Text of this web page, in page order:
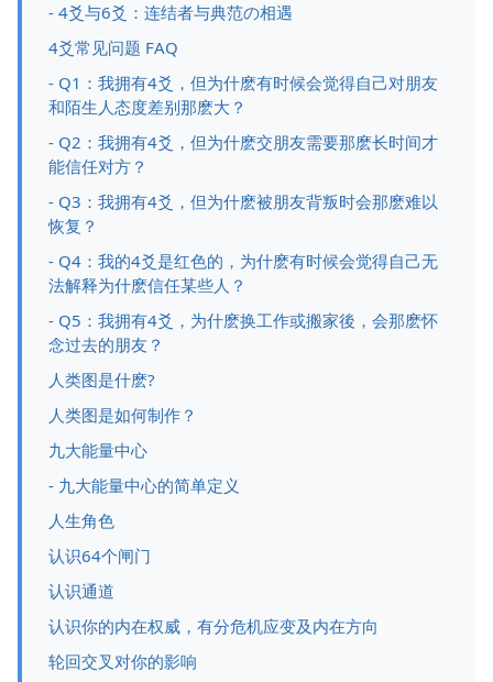
- 4爻与6爻：连结者与典范の相遇
4爻常见问题 FAQ
- Q1：我拥有4爻，但为什麽有时候会觉得自己对朋友
和陌生人态度差别那麽大？
- Q2：我拥有4爻，但为什麽交朋友需要那麽长时间才
能信任对方？
- Q3：我拥有4爻，但为什麽被朋友背叛时会那麽难以
恢复？
- Q4：我的4爻是红色的，为什麽有时候会觉得自己无
法解释为什麽信任某些人？
- Q5：我拥有4爻，为什麽换工作或搬家後，会那麽怀
念过去的朋友？
人类图是什麽?
人类图是如何制作？
九大能量中心
- 九大能量中心的简单定义
人生角色
认识64个闸门
认识通道
认识你的内在权威，有分危机应变及内在方向
轮回交叉对你的影响